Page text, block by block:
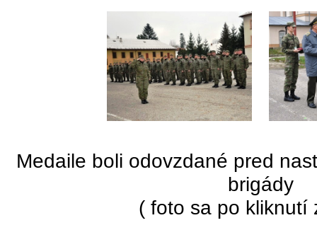
Medaile boli odovzdané pred
brigády
( foto sa po kliknutí